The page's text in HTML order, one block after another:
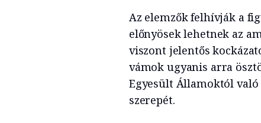
Az elemzők felhívják a
előnyösek lehetnek az
viszont jelentős
vámok ugyanis arra
Egyesült Államoktól
szerepét.